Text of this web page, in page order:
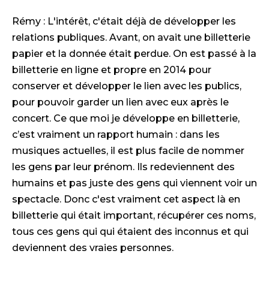
Rémy : L'intérêt, c'était déjà de développer les
relations publiques. Avant, on avait une billetterie
papier et la donnée était perdue. On est passé à la
billetterie en ligne et propre en 2014 pour
conserver et développer le lien avec les publics,
pour pouvoir garder un lien avec eux après le
concert. Ce que moi je développe en billetterie,
c’est vraiment un rapport humain : dans les
musiques actuelles, il est plus facile de nommer
les gens par leur prénom. Ils redeviennent des
humains et pas juste des gens qui viennent voir un
spectacle. Donc c'est vraiment cet aspect là en
billetterie qui était important, récupérer ces noms,
tous ces gens qui qui étaient des inconnus et qui
deviennent des vraies personnes.